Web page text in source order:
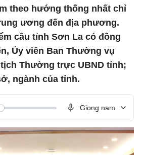
theo hướng thống nhất chỉ
ương đến địa phương.
cầu tỉnh Sơn La có đồng
Ủy viên Ban Thường vụ
Thường trực UBND tỉnh;
ngành của tỉnh.
Giọng nam